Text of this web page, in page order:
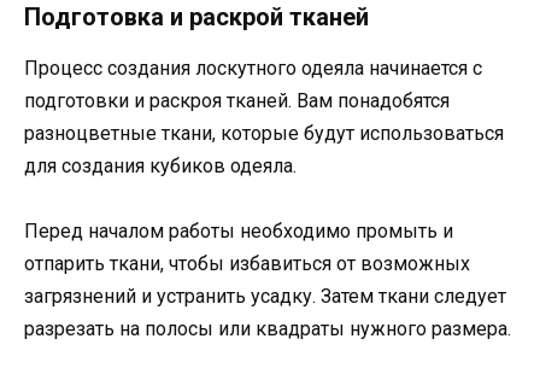
Подготовка и раскрой тканей
Процесс создания лоскутного одеяла начинается с
подготовки и раскроя тканей. Вам понадобятся
разноцветные ткани, которые будут использоваться
для создания кубиков одеяла.
Перед началом работы необходимо промыть и
отпарить ткани, чтобы избавиться от возможных
загрязнений и устранить усадку. Затем ткани следует
разрезать на полосы или квадраты нужного размера.